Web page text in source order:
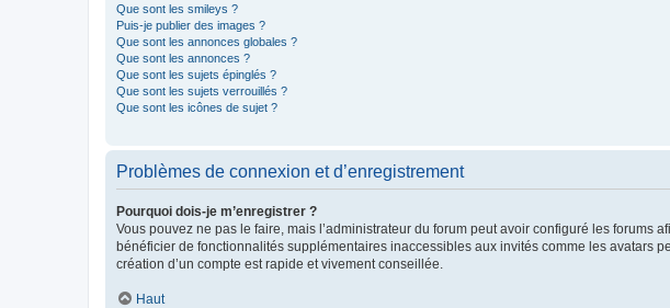
Que sont les smileys ?
Puis-je publier des images ?
Que sont les annonces globales ?
Que sont les annonces ?
Que sont les sujets épinglés ?
Que sont les sujets verrouillés ?
Que sont les icônes de sujet ?
Problèmes de connexion et d’enregistrement
Pourquoi dois-je m’enregistrer ?
Vous pouvez ne pas le faire, mais l’administrateur du forum peut avoir configuré les forums
bénéficier de fonctionnalités supplémentaires inaccessibles aux invités comme les avatars
création d’un compte est rapide et vivement conseillée.
Haut